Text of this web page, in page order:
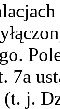
7a
(t. j.